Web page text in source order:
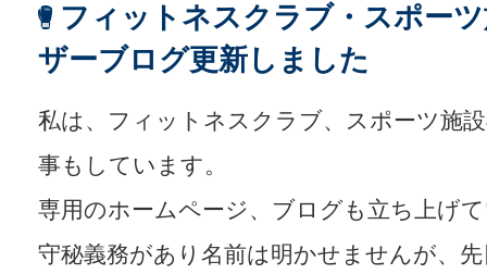
フィットネスクラブ・スポー
ザーブログ更新しました
私は、フィットネスクラブ、スポーツ施
事もしています。
専用のホームページ、ブログも立ち上げ
守秘義務があり名前は明かせませんが、